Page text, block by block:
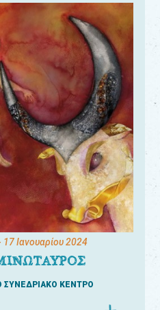
17 Ιανουαρίου 2024
ΣΥΝΕΔΡΙΑΚΟ ΚΕΝΤΡΟ